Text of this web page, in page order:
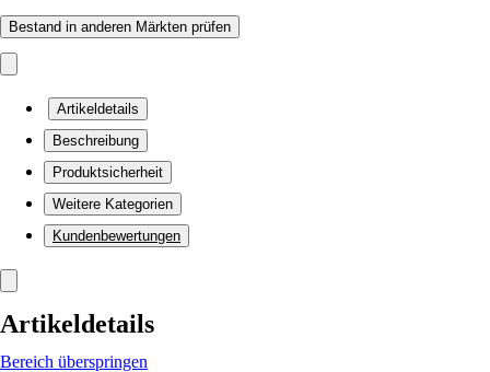
Bestand in anderen Märkten prüfen
Artikeldetails
Beschreibung
Produktsicherheit
Weitere Kategorien
Kundenbewertungen
Artikeldetails
Bereich überspringen